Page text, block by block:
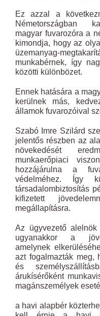
Ez azzal a
Németországban
magyar fuvarozóra a
kimondja, hogy az
üzemanyag-
munkabérnek, így
közötti különbözet.
Ennek hatására a
kerülnek más,
államok fuvarozóival
Szabó Imre Szilárd
jelentős részben az
növekedését
munkaerőpiaci
hozzájárulna a
védelméhez. Így
társadalombiztosítás
kifizetett
megállapításra.
Az ügyvezető
ugyanakkor a
amelynek
azt fogalmazták meg,
és
árukísérőként
magánszemélyek
a havi alapbér